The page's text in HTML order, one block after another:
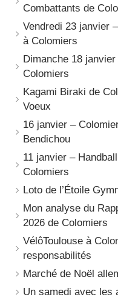
Combattants de
Vendredi 23 janvier
à Colomiers
Dimanche 18
Colomiers
Kagami Biraki de
Voeux
16 janvier –
Bendichou
11 janvier –
Colomiers
Loto de l’Étoile
Mon analyse du
2026 de Colomiers
VélôToulouse à
responsabilités
Marché de Noël
Un samedi avec les